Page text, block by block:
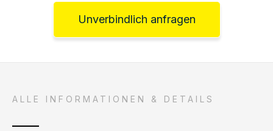
Unverbindlich anfragen
ALLE INFORMATIONEN & DETAILS